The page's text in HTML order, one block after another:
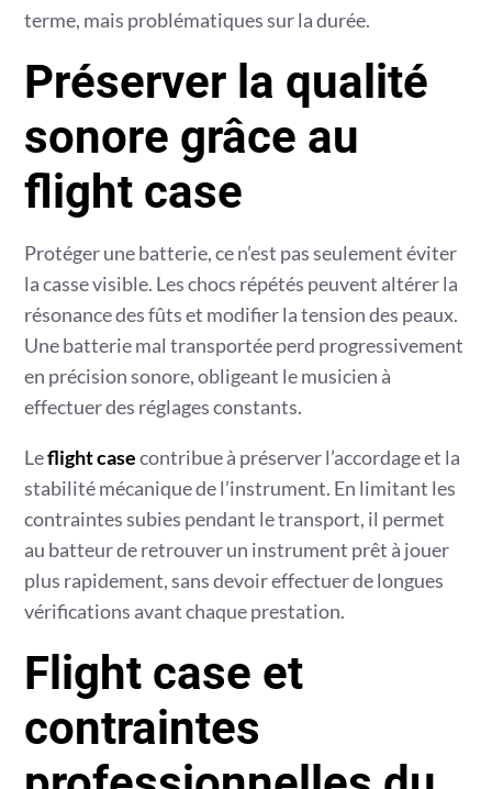
terme, mais problématiques sur la durée.
Préserver la qualité
sonore grâce au
flight case
Protéger une batterie, ce n’est pas seulement éviter
la casse visible. Les chocs répétés peuvent altérer la
résonance des fûts et modifier la tension des peaux.
Une batterie mal transportée perd progressivement
en précision sonore, obligeant le musicien à
effectuer des réglages constants.
Leflight casecontribue à préserver l’accordage et la
stabilité mécanique de l’instrument. En limitant les
contraintes subies pendant le transport, il permet
au batteur de retrouver un instrument prêt à jouer
plus rapidement, sans devoir effectuer de longues
vérifications avant chaque prestation.
Flight case et
contraintes